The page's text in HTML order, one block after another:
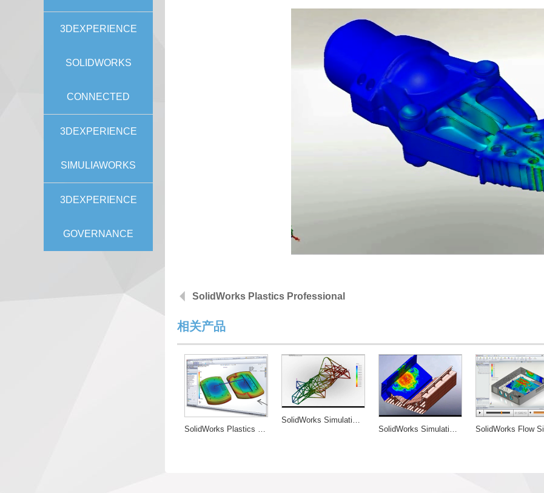
3DEXPERIENCE
SOLIDWORKS
CONNECTED
3DEXPERIENCE
SIMULIAWORKS
3DEXPERIENCE
GOVERNANCE
SolidWorks Plastics Professional
相关产品
SolidWorks Plastics Professional
SolidWorks Simulation Professional
SolidWorks Simulation Premium